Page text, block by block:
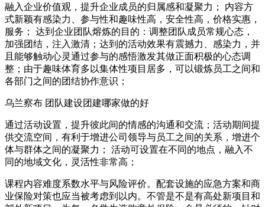
融入企业价值观，提升企业成员的归属感和凝聚力； 内容方
式新颖有感染力、参与性和趣味性高，安全性高，价格实惠，
服务； 达到企业团队熔炼的目的：调整团队成员常规心态，
加强团结，注入激清；达到的活动效果有震撼力、感染力，并
且能够触动心灵通过参与的感悟激发其做正面积极的心态调
整；由于趣味体育多以集体性项目居多，可以锻炼员工之间和
各部门之间的团结协作意识；
乌兰察布 团队建设团建哪家做的好
通过活动设置，提升彼此间的情感的沟通和交流；活动期间提
供交流空间，有利于增进公司领导与员工之间的关系，增进个
体与群体之间的凝聚力； 活动可设置在不同的地点，融入不
同的地域文化，灵活性非常高；
课程内容难度系数水平与风险评价。配套设施的应急方案和商
业保险对策也应当被考虑到以内。不管是不是有高处新项目和